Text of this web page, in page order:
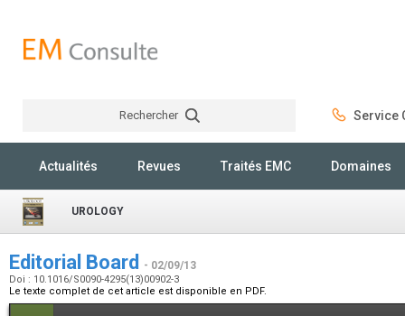
Rechercher Service
Actualités Revues Traités EMC Domaines
UROLOGY
Editorial Board - 02/09/13
Doi : 10.1016/S0090-4295(13)00902-3
Le texte complet de cet article est disponible en PDF.